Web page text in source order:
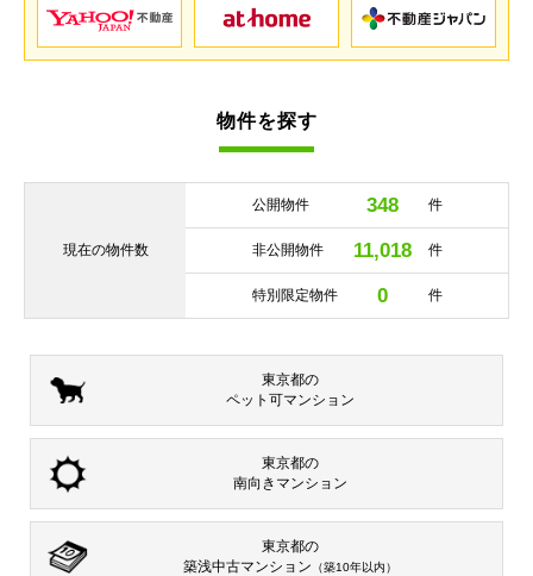
物件を探す
現在の物件数
公開物件 348 件
非公開物件 11,018 件
特別限定物件 0 件
東京都の
ペット可マンション
東京都の
南向き マンション
東京都の
築浅中古マンション （築10年以内）